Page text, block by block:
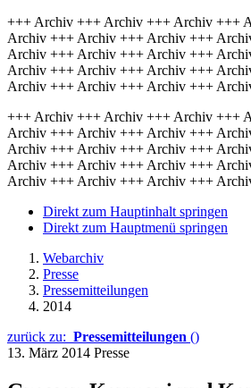
+++ Archiv +++ Archiv +++ Archiv +++
Archiv +++ Archiv +++ Archiv +++
Archiv +++ Archiv +++ Archiv +++
Archiv +++ Archiv +++ Archiv +++
Archiv +++ Archiv +++ Archiv +++
+++ Archiv +++ Archiv +++ Archiv +++
Archiv +++ Archiv +++ Archiv +++
Archiv +++ Archiv +++ Archiv +++
Archiv +++ Archiv +++ Archiv +++
Archiv +++ Archiv +++ Archiv +++
Direkt zum Hauptinhalt springen
Direkt zum Hauptmenü springen
Webarchiv
Presse
Pressemitteilungen
2014
zurück zu: Pressemitteilungen ()
13. März 2014 Presse